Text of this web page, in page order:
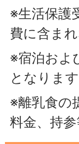
※生活保護
費に含ま
※宿泊およ
となります
※離乳食の
料金、持